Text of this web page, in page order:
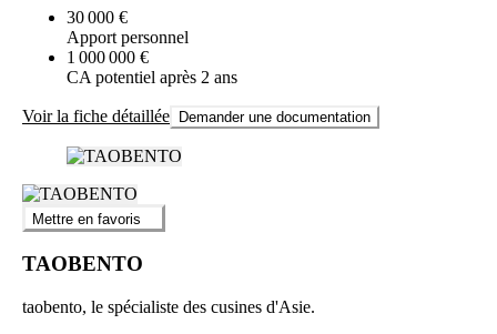
30 000 €
Apport personnel
1 000 000 €
CA potentiel après 2 ans
Voir la fiche détaillée Demander une documentation
Mettre en favoris
TAOBENTO
taobento, le spécialiste des cusines d'Asie.